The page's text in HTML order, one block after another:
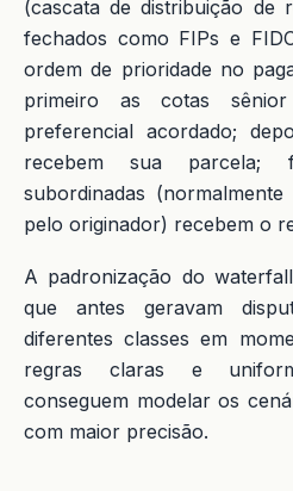
(cascata de distribuição de
fechados como FIPs e
ordem de prioridade no
primeiro as cotas
preferencial acordado;
recebem sua parcela;
subordinadas
pelo originador) recebem o
A padronização do
que antes geravam
diferentes classes em
regras claras e
conseguem modelar os
com maior precisão.